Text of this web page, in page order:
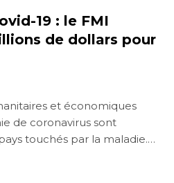
19 : le FMI
de dollars pour
et économiques
de coronavirus sont
touchés par la maladie.…